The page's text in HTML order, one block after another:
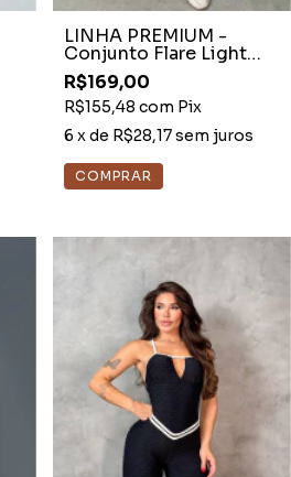
LINHA PREMIUM -
Conjunto Flare Light
Preto Recortes Off
White
R$169,00
R$155,48 com Pix
6 x de R$28,17sem juros